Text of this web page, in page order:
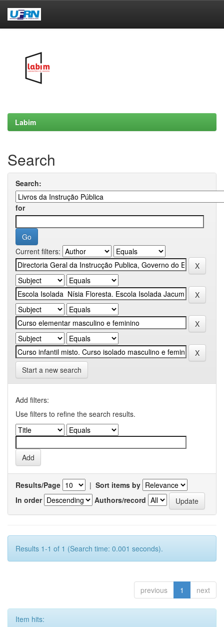
Labim
Search
Search:
for
Current filters:
Start a new search
Add filters:
Use filters to refine the search results.
Results/Page | Sort items by
In order
Authors/record
Results 1-1 of 1 (Search time: 0.001 seconds).
previous 1 next
Item hits: